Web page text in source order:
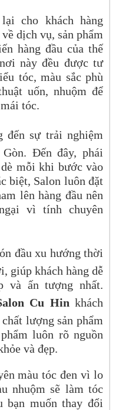
cho khách hàng
dịch vụ, sản phẩm
hàng đầu của thế
này đều được tư
tóc, màu sắc phù
uốn, nhuộm để
tóc.
đến sự trải nghiệm
Đến đây, phái
mỗi khi bước vào
biệt, Salon luôn đặt
lên hàng đầu nên
vì tính chuyên
đầu xu hướng thời
giúp khách hàng dễ
và ấn tượng nhất.
Cu Hin khách
lượng sản phẩm
luôn rõ nguồn
và đẹp.
màu tóc đen vì lo
nhuộm sẽ làm tóc
bạn muốn thay đổi